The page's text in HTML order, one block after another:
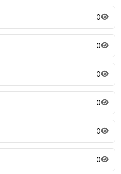
0
0
0
0
0
0